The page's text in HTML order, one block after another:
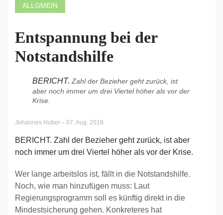
ALLGMEIN
Entspannung bei der
Notstandshilfe
BERICHT. Zahl der Bezieher geht zurück, ist
aber noch immer um drei Viertel höher als vor der
Krise.
Johannes Huber - 07. Aug. 2018
BERICHT. Zahl der Bezieher geht zurück, ist aber
noch immer um drei Viertel höher als vor der Krise.
Wer lange arbeitslos ist, fällt in die Notstandshilfe.
Noch, wie man hinzufügen muss: Laut
Regierungsprogramm soll es künftig direkt in die
Mindestsicherung gehen. Konkreteres hat